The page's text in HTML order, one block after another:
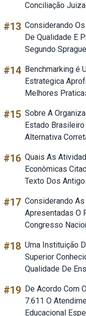
Conciliação
#13 Considerando
De Qualidade E
Segundo
#14 Benchmarking é
Estrategica
Melhores
#15 Sobre A
Estado
Alternativa
#16 Quais As
Econômicas
Texto Dos
#17 Considerando
Apresentadas O
Congresso
#18 Uma Instituição
Superior
Qualidade De
#19 De Acordo Com
7.611 O
Educacional